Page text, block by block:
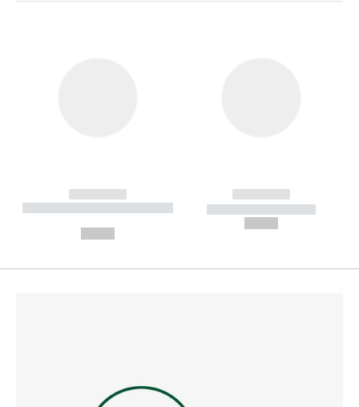
------------
----------- ----------- --------
------------
----------- -----------